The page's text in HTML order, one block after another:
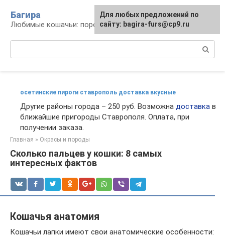
контенту
Багира
Любимые кошачьи: породы, содержание, уход
осетинские пироги ставрополь доставка вкусные
Другие районы города – 250 руб. Возможна доставка в
ближайшие пригороды Ставрополя. Оплата, при
получении заказа.
Главная » Окрасы и породы
Сколько пальцев у кошки: 8 самых
интересных фактов
Кошачья анатомия
Кошачьи лапки имеют свои анатомические особенности:
Для любых предложений по
сайту: bagira-furs@cp9.ru